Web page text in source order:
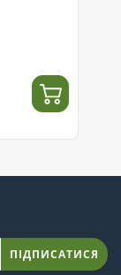
ПІДПИСАТИСЯ